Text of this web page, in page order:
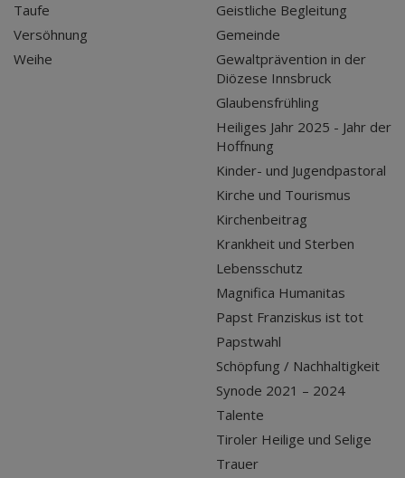
Taufe
Versöhnung
Weihe
Geistliche Begleitung
Gemeinde
Gewaltprävention in der
Diözese Innsbruck
Glaubensfrühling
Heiliges Jahr 2025 - Jahr der
Hoffnung
Kinder- und Jugendpastoral
Kirche und Tourismus
Kirchenbeitrag
Krankheit und Sterben
Lebensschutz
Magnifica Humanitas
Papst Franziskus ist tot
Papstwahl
Schöpfung / Nachhaltigkeit
Synode 2021 – 2024
Talente
Tiroler Heilige und Selige
Trauer